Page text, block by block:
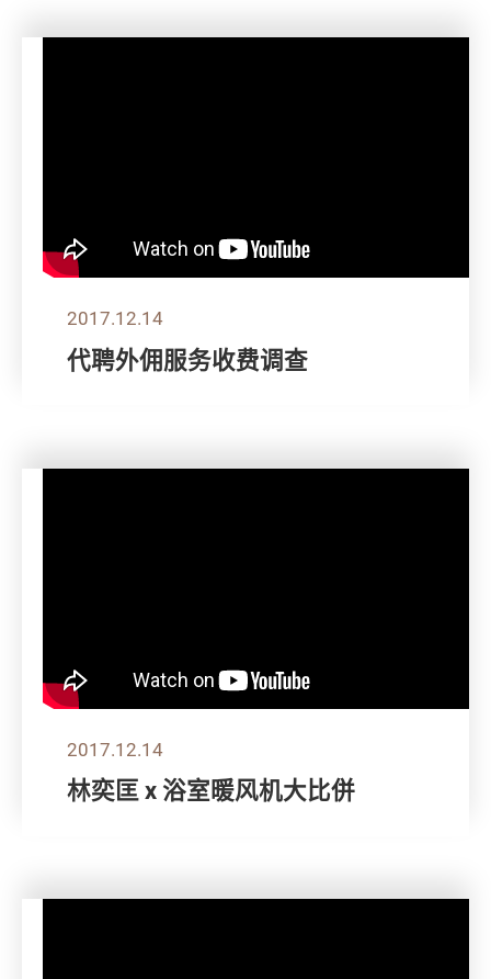
2017.12.14
代聘外佣服务收费调查
2017.12.14
林奕匡 x 浴室暖风机大比併